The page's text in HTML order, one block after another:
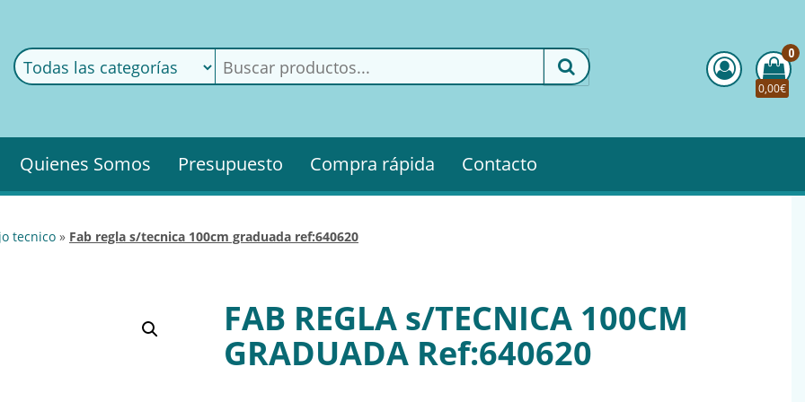
0
0,00€
Quienes Somos Presupuesto Compra rápida Contacto
tecnico » fab regla s/tecnica 100cm graduada ref:640620
FAB REGLA s/TECNICA 100CM
GRADUADA Ref:640620